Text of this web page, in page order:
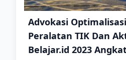
Advokasi
Peralatan TIK Dan
Belajar.id 2023